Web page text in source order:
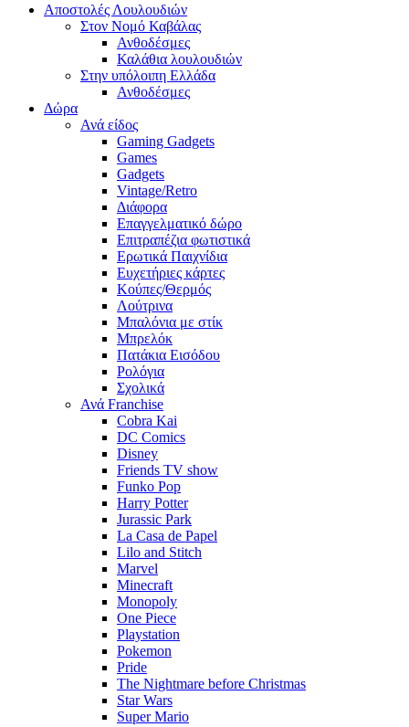
Αποστολές Λουλουδιών
Στον Νομό Καβάλας
Ανθοδέσμες
Καλάθια λουλουδιών
Στην υπόλοιπη Ελλάδα
Ανθοδέσμες
Δώρα
Ανά είδος
Gaming Gadgets
Games
Gadgets
Vintage/Retro
Διάφορα
Επαγγελματικό δώρο
Επιτραπέζια φωτιστικά
Ερωτικά Παιχνίδια
Ευχετήριες κάρτες
Κούπες/Θερμός
Λούτρινα
Μπαλόνια με στίκ
Μπρελόκ
Πατάκια Εισόδου
Ρολόγια
Σχολικά
Ανά Franchise
Cobra Kai
DC Comics
Disney
Friends TV show
Funko Pop
Harry Potter
Jurassic Park
La Casa de Papel
Lilo and Stitch
Marvel
Minecraft
Monopoly
One Piece
Playstation
Pokemon
Pride
The Nightmare before Christmas
Star Wars
Super Mario